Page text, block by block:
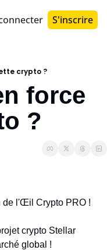
S'inscrire
crypto ?
force
?
de l'Œil Crypto PRO !
crypto Stellar
global !